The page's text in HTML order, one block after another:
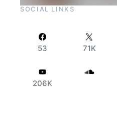
SOCIAL LINKS
53 71K
206K